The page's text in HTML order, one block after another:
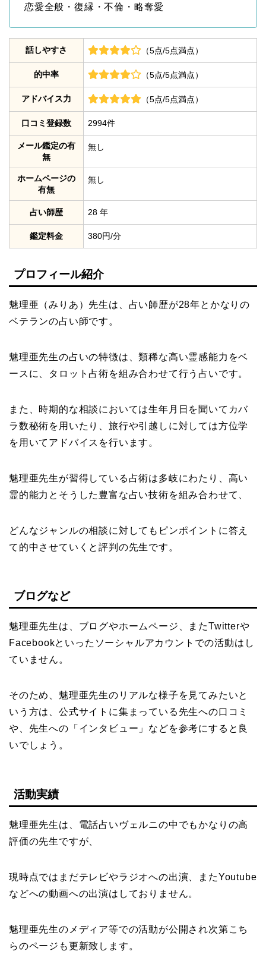
恋愛全般・復縁・不倫・略奪愛
話しやすさ （5点/5点満点）
的中率 （5点/5点満点）
アドバイス力 （5点/5点満点）
口コミ登録数 2994件
メール鑑定の有
無
無し
ホームページの
有無
無し
占い師歴 28 年
鑑定料金 380円/分
プロフィール紹介
魅理亜（みりあ）先生は、占い師歴が28年とかなりの
ベテランの占い師です。
魅理亜先生の占いの特徴は、類稀な高い霊感能力をベ
ースに、タロット占術を組み合わせて行う占いです。
また、時期的な相談においては生年月日を聞いてカバ
ラ数秘術を用いたり、旅行や引越しに対しては方位学
を用いてアドバイスを行います。
魅理亜先生が習得している占術は多岐にわたり、高い
霊的能力とそうした豊富な占い技術を組み合わせて、
どんなジャンルの相談に対してもピンポイントに答え
て的中させていくと評判の先生です。
ブログなど
魅理亜先生は、ブログやホームページ、またTwitterや
Facebookといったソーシャルアカウントでの活動はし
ていません。
そのため、魅理亜先生のリアルな様子を見てみたいと
いう方は、公式サイトに集まっている先生への口コミ
や、先生への「インタビュー」などを参考にすると良
いでしょう。
活動実績
魅理亜先生は、電話占いヴェルニの中でもかなりの高
評価の先生ですが、
現時点ではまだテレビやラジオへの出演、またYoutube
などへの動画への出演はしておりません。
魅理亜先生のメディア等での活動が公開され次第こち
らのページも更新致します。